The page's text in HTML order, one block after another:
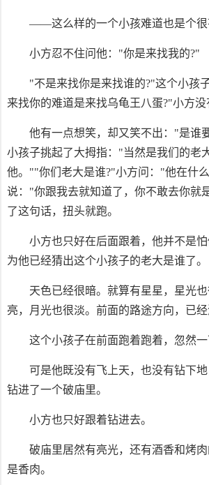
——这么样的一个小孩难道也是个很
小方忍不住问他："你是来找我的?"
"不是来找你是来找谁的?"这个小孩
来找你的难道是来找乌龟王八蛋?"小方没
他有一点想笑，却又笑不出："是谁
小孩子挑起了大拇指："当然是我们的老
他。""你们老大是谁?"小方问："他在什
说："你跟我去就知道了，你不敢去你就
了这句话，扭头就跑。
小方也只好在后面跟着，他并不是
为他已经猜出这个小孩子的老大是谁了。
天色已经很暗。就算有星星，星光
亮，月光也很淡。前面的路途方向，已经
这个小孩子在前面跑着跑着，忽然一
可是他既没有飞上天，也没有钻下
钻进了一个破庙里。
小方也只好跟着钻进去。
破庙里居然有亮光，还有酒香和烤
是香肉。